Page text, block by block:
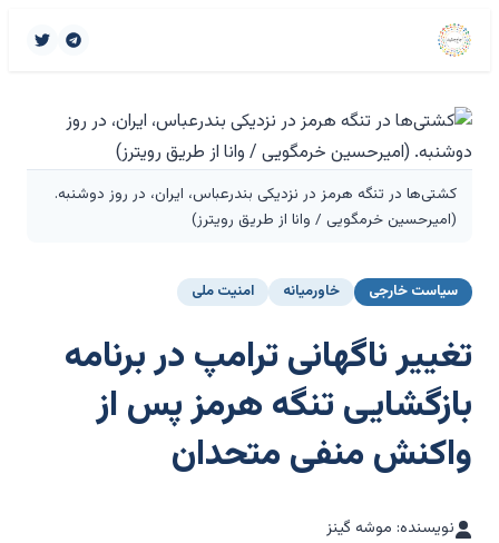
کشتی‌ها در تنگه هرمز در نزدیکی بندرعباس، ایران، در روز دوشنبه.
(امیرحسین خرمگویی / وانا از طریق رویترز)
سیاست خارجی خاورمیانه امنیت ملی
تغییر ناگهانی ترامپ در برنامه
بازگشایی تنگه هرمز پس از
واکنش منفی متحدان
نویسنده: موشه گینز